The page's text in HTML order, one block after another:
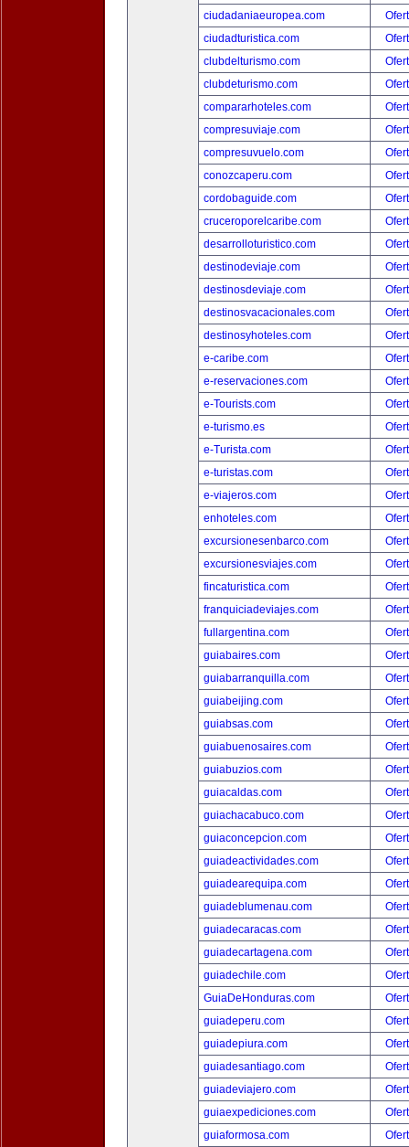
ciudadaniaeuropea.com
ciudadturistica.com
clubdelturismo.com
clubdeturismo.com
compararhoteles.com
compresuviaje.com
compresuvuelo.com
conozcaperu.com
cordobaguide.com
cruceroporelcaribe.com
desarrolloturistico.com
destinodeviaje.com
destinosdeviaje.com
destinosvacacionales.com
destinosyhoteles.com
e-caribe.com
e-reservaciones.com
e-Tourists.com
e-turismo.es
e-Turista.com
e-turistas.com
e-viajeros.com
enhoteles.com
excursionesenbarco.com
excursionesviajes.com
fincaturistica.com
franquiciadeviajes.com
fullargentina.com
guiabaires.com
guiabarranquilla.com
guiabeijing.com
guiabsas.com
guiabuenosaires.com
guiabuzios.com
guiacaldas.com
guiachacabuco.com
guiaconcepcion.com
guiadeactividades.com
guiadearequipa.com
guiadeblumenau.com
guiadecaracas.com
guiadecartagena.com
guiadechile.com
GuiaDeHonduras.com
guiadeperu.com
guiadepiura.com
guiadesantiago.com
guiadeviajero.com
guiaexpediciones.com
guiaformosa.com